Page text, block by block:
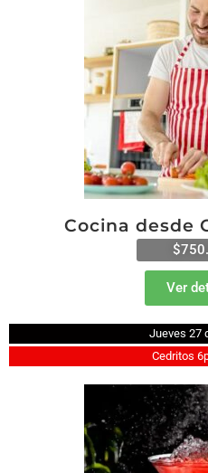
Cocina desde
Ver
Jueves 27
Cedritos